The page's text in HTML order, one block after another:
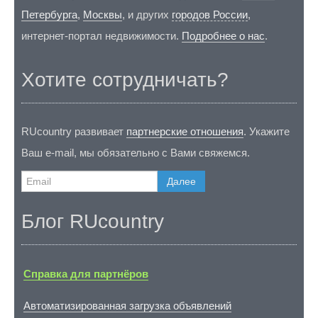
Петербурга, Москвы, и других городов России,
интернет-портал недвижимости. Подробнее о нас.
Хотите сотрудничать?
RUcountry развивает партнерские отношения. Укажите
Ваш e-mail, мы обязательно с Вами свяжемся.
Далее
Блог RUcountry
Справка для партнёров
Автоматизированная загрузка объявлений